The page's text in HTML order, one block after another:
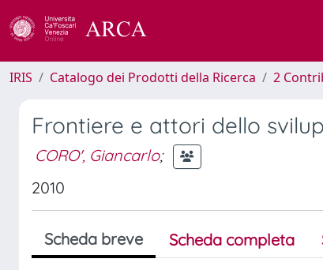
IRIS Catalogo dei Prodotti della Ricerca 2
Frontiere e attori dello
CORO', Giancarlo;
2010
Scheda breve Scheda completa